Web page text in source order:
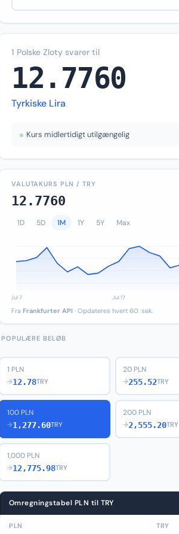
1 Polske Zloty svarer til
12.7760
Tyrkiske Lira
Kurs midlertidigt utilgængelig
VALUTAKURS PLN / TRY
12.7760
1D 5D 1M 1Y 5Y Max
Fra Frankfurter API · Opdateres hvert 60. sek.
POPULÆRE BELØB
1 PLN
→12.78TRY
20 PLN
→255.52TRY
100 PLN
→1,277.60TRY
200 PLN
→2,555.20TRY
1,000 PLN
→12,775.98TRY
Omregningstabel PLN til TRY
PLN TRY